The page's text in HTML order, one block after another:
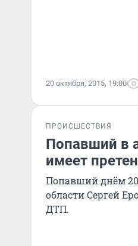
20 октября, 2015, 19:00
ПРОИСШЕСТВИЯ
Попавший в
имеет
Попавший днём 20
области Сергей
ДТП.